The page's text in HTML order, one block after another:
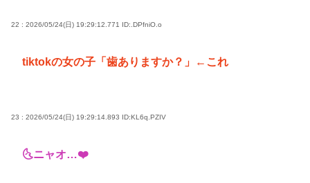
22 : 2026/05/24(日) 19:29:12.771 ID:.DPfniO.o
tiktokの女の子「歯ありますか？」←これ
23 : 2026/05/24(日) 19:29:14.893 ID:KL6q.PZIV
🌜ニャオ…❤️